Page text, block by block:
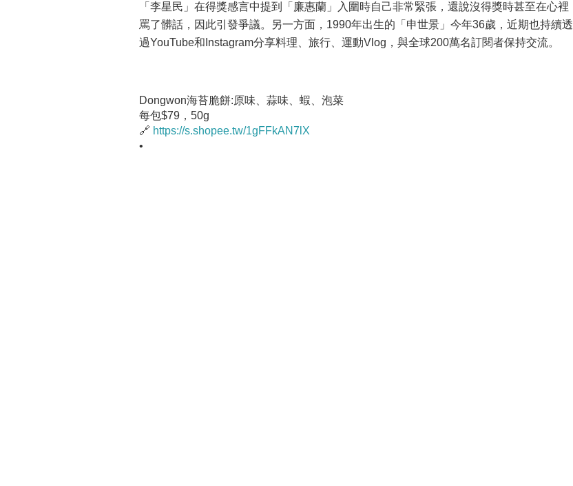
「李星民」在得獎感言中提到「廉惠蘭」入圍時自己非常緊張，還說沒得獎時甚至在心裡
罵了髒話，因此引發爭議。另一方面，1990年出生的「申世景」今年36歲，近期也持續透
過YouTube和Instagram分享料理、旅行、運動Vlog，與全球200萬名訂閱者保持交流。
Dongwon海苔脆餅:原味、蒜味、蝦、泡菜
每包$79，50g
🔗 https://s.shopee.tw/1gFFkAN7lX
•